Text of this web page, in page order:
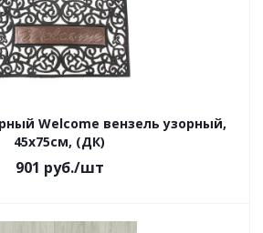
Welcome вензель узорный,
45x75см, (ДК)
901 руб./шт